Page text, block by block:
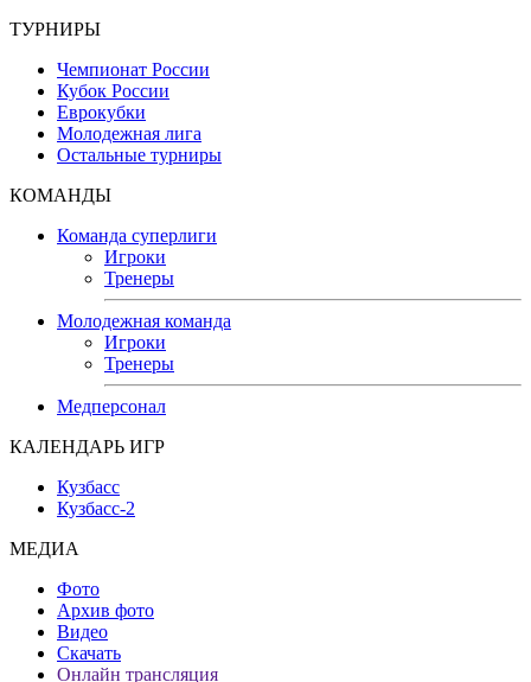
ТУРНИРЫ
Чемпионат России
Кубок России
Еврокубки
Молодежная лига
Остальные турниры
КОМАНДЫ
Команда суперлиги
Игроки
Тренеры
Молодежная команда
Игроки
Тренеры
Медперсонал
КАЛЕНДАРЬ ИГР
Кузбасс
Кузбасс-2
МЕДИА
Фото
Архив фото
Видео
Скачать
Онлайн трансляция